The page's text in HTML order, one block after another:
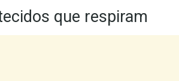
que respiram